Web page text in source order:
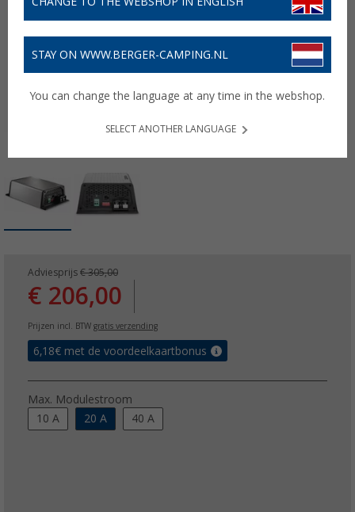
Adviesprijs € 305,00
€ 206,00
Prijzen incl. BTW gratis verzending
6,18€ met de voordeelkaartbonus
Max. Modulestroom
10 A
20 A 40 A
STAY ON WWW.BERGER-CAMPING.NL
You can change the language at any time in the webshop.
SELECT ANOTHER LANGUAGE